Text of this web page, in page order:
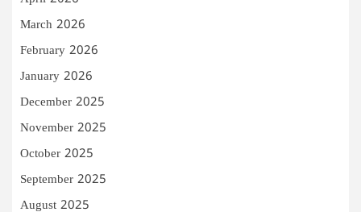
March 2026
February 2026
January 2026
December 2025
November 2025
October 2025
September 2025
August 2025